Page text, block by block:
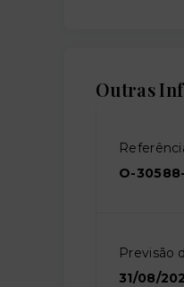
Outras
O-
Previsão
31/08/